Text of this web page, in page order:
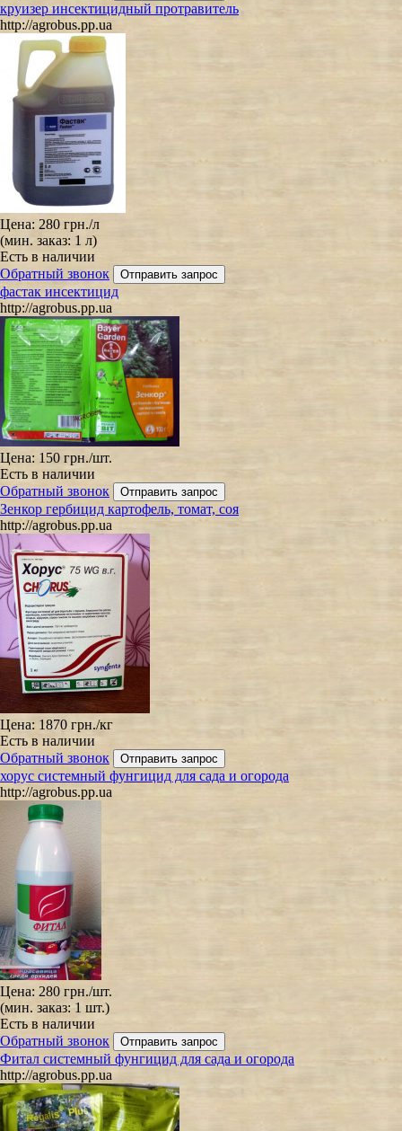
круизер инсектицидный протравитель
http://agrobus.pp.ua
Цена: 280 грн./л
(мин. заказ: 1 л)
Есть в наличии
Обратный звонок
фастак инсектицид
http://agrobus.pp.ua
Цена: 150 грн./шт.
Есть в наличии
Обратный звонок
Зенкор гербицид картофель, томат, соя
http://agrobus.pp.ua
Цена: 1870 грн./кг
Есть в наличии
Обратный звонок
хорус системный фунгицид для сада и огорода
http://agrobus.pp.ua
Цена: 280 грн./шт.
(мин. заказ: 1 шт.)
Есть в наличии
Обратный звонок
Фитал системный фунгицид для сада и огорода
http://agrobus.pp.ua